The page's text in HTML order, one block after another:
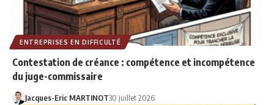
ENTREPRISES EN DIFFICULTÉ
Contestation de créance : compétence et incompétence
du juge-commissaire
Jacques-Eric MARTINOT30 juillet 2026